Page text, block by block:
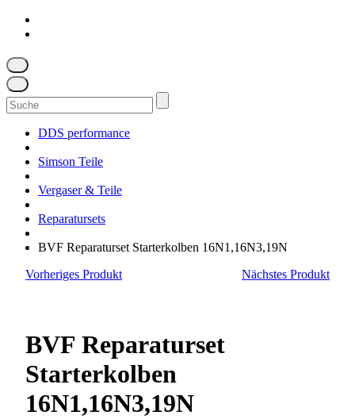
Suchen
nach:
DDS performance
Simson Teile
Vergaser & Teile
Reparatursets
BVF Reparaturset Starterkolben 16N1,16N3,19N
Vorheriges Produkt
Nächstes Produkt
BVF Reparaturset
Starterkolben
16N1,16N3,19N